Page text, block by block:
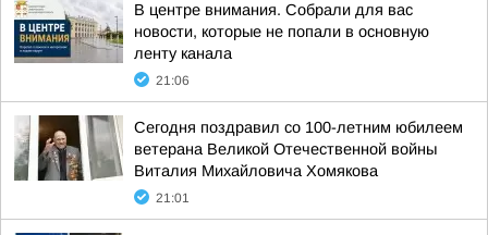
В центре внимания. Собрали для вас
новости, которые не попали в основную
ленту канала
21:06
Сегодня поздравил со 100-летним юбилеем
ветерана Великой Отечественной войны
Виталия Михайловича Хомякова
21:01